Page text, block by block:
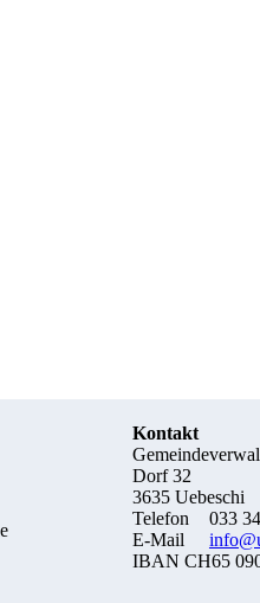
Kontakt
Dorf 32
3635 Uebeschi
Telefon
033
E-Mail
IBAN CH65